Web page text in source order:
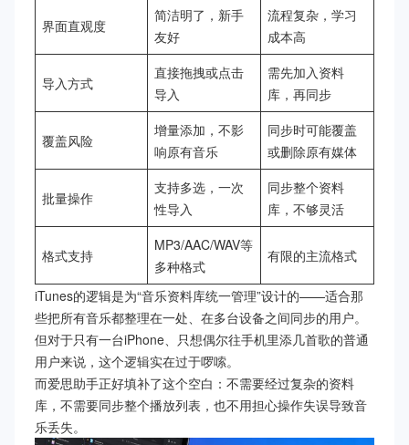
界面直观度
简洁明了，新手
友好
流程复杂，学习
成本高
导入方式
直接拖拽或点击
导入
需先加入资料
库，再同步
覆盖风险
增量添加，不影
响原有音乐
同步时可能覆盖
或删除原有媒体
批量操作
支持多选，一次
性导入
同步整个资料
库，不够灵活
格式支持
MP3/AAC/WAV等
多种格式
有限的主流格式
iTunes的逻辑是为“音乐资料库统一管理”设计的——适合那
些把所有音乐都整理在一处、在多台设备之间同步的用户。
但对于只有一台iPhone、只想偶尔往手机里添几首歌的普通
用户来说，这个逻辑实在过于啰嗦。
而爱思助手正好填补了这个空白：不需要经过复杂的资料
库，不需要同步整个播放列表，也不用担心操作失误导致音
乐丢失。